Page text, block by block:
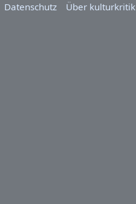
Datenschutz
Über kulturkritik